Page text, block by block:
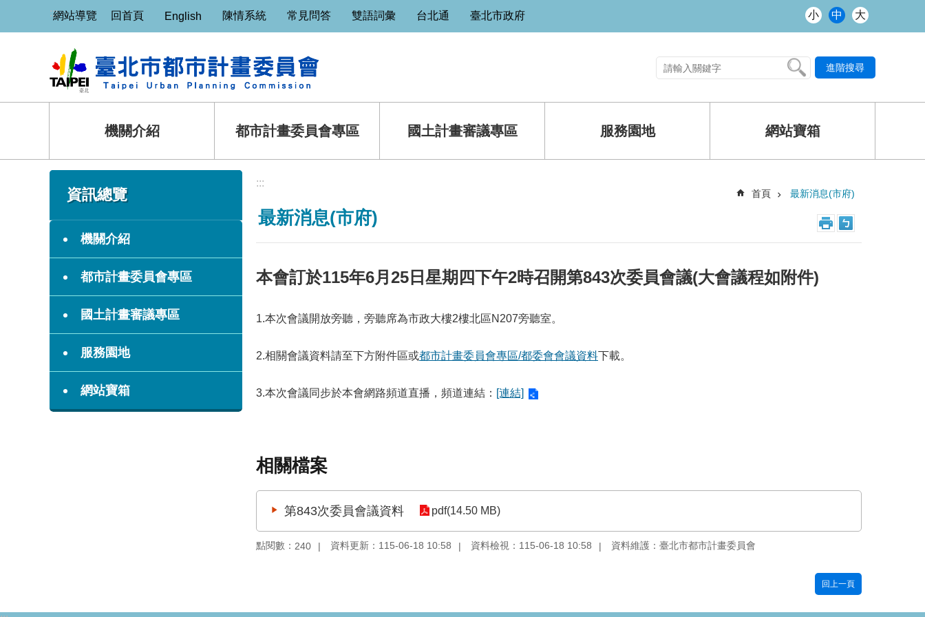
跳到主要內容區塊
:::網站導覽 回首頁 English 陳情系統 常見問答 雙語詞彙 台北通 臺北市政府 小 中 大
進階搜尋
機關介紹 都市計畫委員會專區 國土計畫審議專區 服務園地 網站寶箱
:::
資訊總覽
機關介紹
都市計畫委員會專區
國土計畫審議專區
服務園地
網站寶箱
:::
首頁 最新消息(市府)
最新消息(市府)
本會訂於115年6月25日星期四下午2時召開第843次委員會議(大會議程如附件)
1.本次會議開放旁聽，旁聽席為市政大樓2樓北區N207旁聽室。
2.相關會議資料請至下方附件區或都市計畫委員會專區/都委會會議資料下載。
3.本次會議同步於本會網路頻道直播，頻道連結： [連結]
相關檔案
第843次委員會議資料 pdf(14.50 MB)
點閱數： 240 資料更新：115-06-18 10:58 資料檢視：115-06-18 10:58 資料維護：臺北市都市計畫委員會
回上一頁